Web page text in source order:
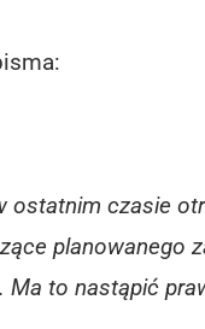
czasie
planowanego
to nastąpić